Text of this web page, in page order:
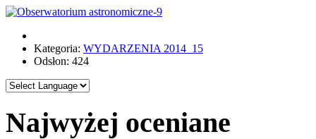
Kategoria: WYDARZENIA 2014_15
Odsłon: 424
Najwyżej oceniane